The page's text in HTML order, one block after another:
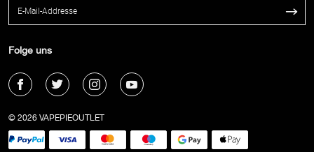
Folge uns
© 2026 VAPEPIEOUTLET